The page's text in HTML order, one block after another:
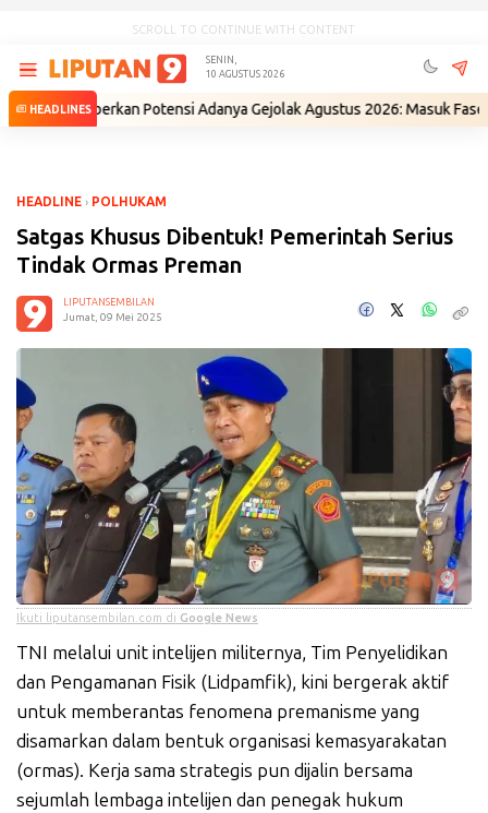
SCROLL TO CONTINUE WITH CONTENT
SENIN,
10 AGUSTUS 2026
HEADLINESPotensi Adanya Gejolak Agustus 2026: Masuk Fase Krisis,
HEADLINE › POLHUKAM
Satgas Khusus Dibentuk! Pemerintah Serius
Tindak Ormas Preman
LIPUTANSEMBILAN
Jumat, 09 Mei 2025
Ikuti liputansembilan.com di Google News
TNI melalui unit intelijen militernya, Tim Penyelidikan
dan Pengamanan Fisik (Lidpamfik), kini bergerak aktif
untuk memberantas fenomena premanisme yang
disamarkan dalam bentuk organisasi kemasyarakatan
(ormas). Kerja sama strategis pun dijalin bersama
sejumlah lembaga intelijen dan penegak hukum